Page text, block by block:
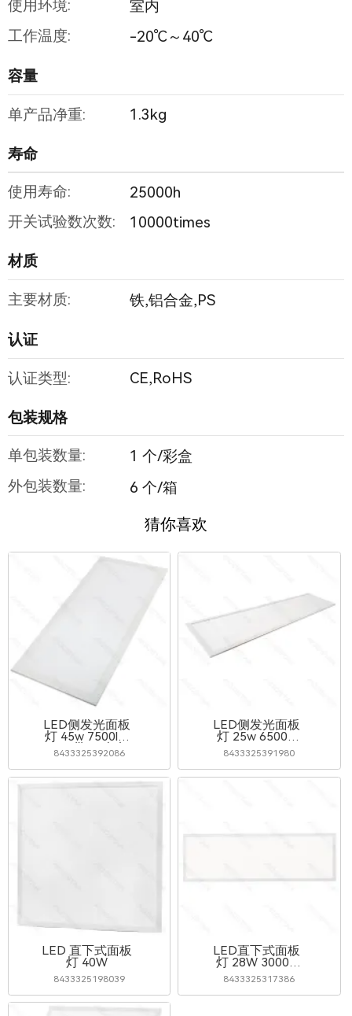
使用环境:
室内
工作温度:
-20℃～40℃
容量
单产品净重: 1.3kg
寿命
使用寿命:
25000h
开关试验数次数:
10000times
材质
主要材质: 铁,铝合金,PS
认证
认证类型: CE,RoHS
包装规格
单包装数量:
1 个/彩盒
外包装数量:
6 个/箱
猜你喜欢
LED侧发光面板
灯 45w 7500lm
CCT 带1.5米电
源线
8433325392086
LED侧发光面板
灯 25w 6500K
UGR<19
295*1195*10mm
8433325391980
LED 直下式面板
灯 40W
8433325198039
LED直下式面板
灯 28W 3000K
UGR<19
295*1195*32mm
8433325317386